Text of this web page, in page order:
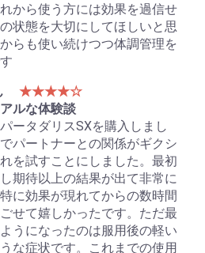
から使う方には効果を過信せ
状態を大切にしてほしいと思
らも使い続けつつ体調管理を
★★★★☆
ルな体験談
ータダリスSXを購入しまし
パートナーとの関係がギクシ
を試すことにしました。最初
期待以上の結果が出て非常に
に効果が現れてからの数時間
せて嬉しかったです。ただ最
うになったのは服用後の軽い
な症状です。これまでの使用